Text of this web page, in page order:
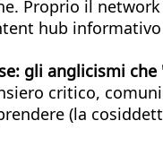
Proprio il
hub
gli anglicismi che
critico,
(la